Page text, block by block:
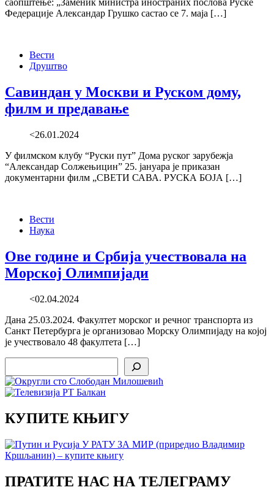
саопштење: „Заменик министра иностраних послова Руске
Федерације Александар Грушко састао се 7. маја […]
Вести
Друштво
Савиндан у Москви и Руском дому,
филм и предавање
<26.01.2024
У филмском клубу “Руски пут” Дома руског зарубежја
“Александар Солжењицин” 25. јануара је приказан
документарни филм „СВЕТИ САВА. РУСКА БОЈА […]
Вести
Наука
Ове године и Србија учествовала на
Морској Олимпијади
<02.04.2024
Дана 25.03.2024. Факултет морског и речног транспорта из
Санкт Петербурга је организовао Морску Олимпијаду на којој
је учествовало 48 факултета […]
КУПИТЕ КЊИГУ
ПРАТИТЕ НАС НА ТЕЛЕГРАМУ